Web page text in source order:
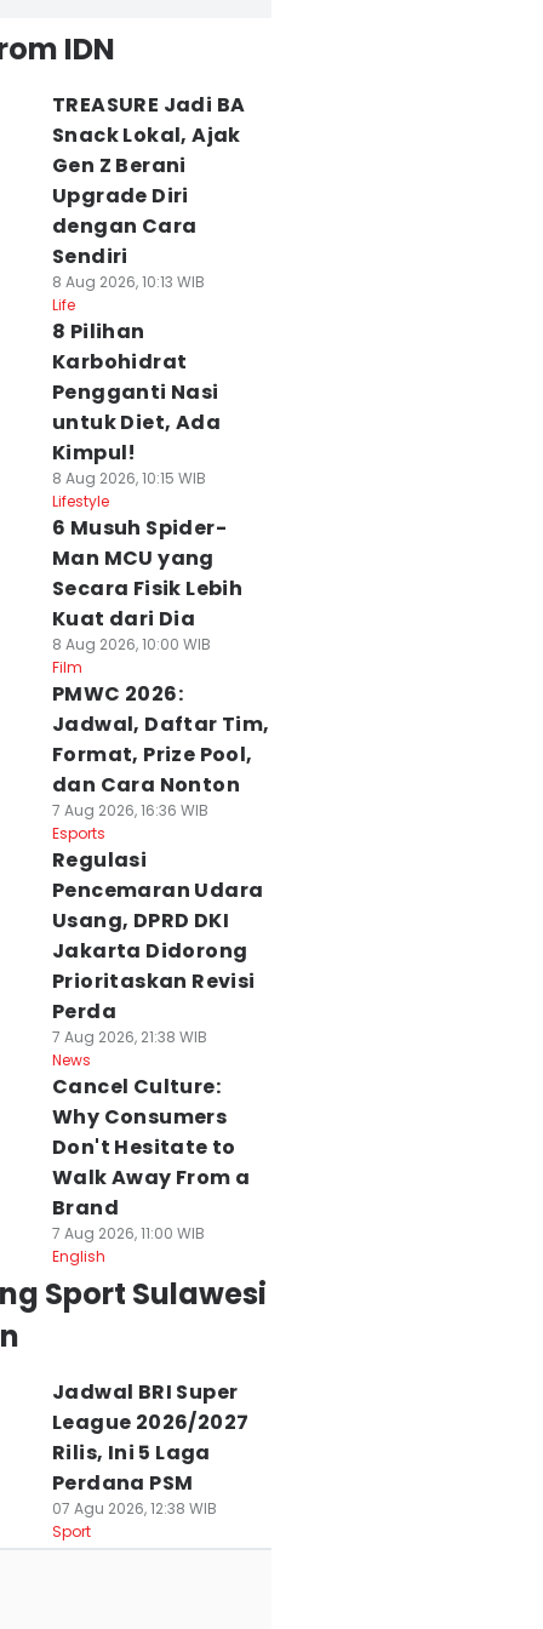
IDN
TREASURE Jadi BA
Snack Lokal, Ajak
Gen Z Berani
Upgrade Diri
dengan Cara
Sendiri
8 Aug 2026, 10:13 WIB
Life
8 Pilihan
Karbohidrat
Pengganti Nasi
untuk Diet, Ada
Kimpul!
8 Aug 2026, 10:15 WIB
Lifestyle
6 Musuh Spider-
Man MCU yang
Secara Fisik Lebih
Kuat dari Dia
8 Aug 2026, 10:00 WIB
Film
PMWC 2026:
Jadwal, Daftar Tim,
Format, Prize Pool,
dan Cara Nonton
7 Aug 2026, 16:36 WIB
Esports
Regulasi
Pencemaran Udara
Usang, DPRD DKI
Jakarta Didorong
Prioritaskan Revisi
Perda
7 Aug 2026, 21:38 WIB
News
Cancel Culture:
Why Consumers
Don't Hesitate to
Walk Away From a
Brand
7 Aug 2026, 11:00 WIB
English
Sport Sulawesi
Jadwal BRI Super
League 2026/2027
Rilis, Ini 5 Laga
Perdana PSM
07 Agu 2026, 12:38 WIB
Sport